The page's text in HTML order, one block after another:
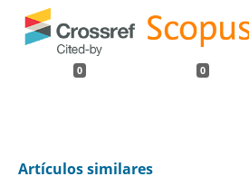
0 0
Artículos similares